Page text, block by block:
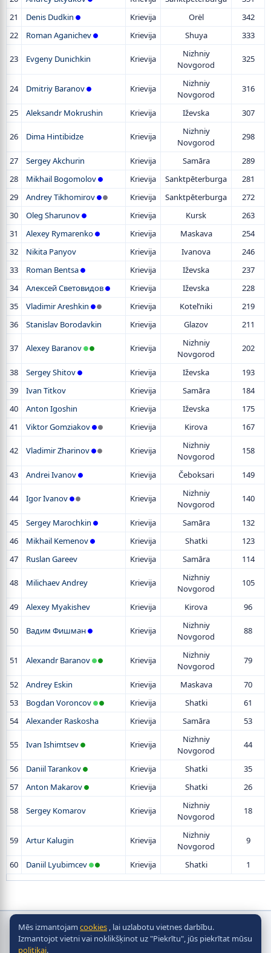
21
Denis Dudkin Krievija Orël
342
22
Roman Aganichev Krievija Shuya 333
23 Evgeny Dunichkin Krievija
Nizhniy
Novgorod
325
24 Dmitriy Baranov Krievija
Nizhniy
Novgorod
316
25 Aleksandr Mokrushin Krievija Iževska 307
26 Dima Hintibidze Krievija
Nizhniy
Novgorod
298
27 Sergey Akchurin Krievija Samāra
289
28
Mikhail Bogomolov Krievija Sanktpēterburga
281
29
Andrey Tikhomirov Krievija Sanktpēterburga
272
30
Oleg Sharunov Krievija Kursk
263
31
Alexey Rymarenko Krievija Maskava
254
32
Nikita Panyov Krievija Ivanova
246
33
Roman Bentsa Krievija Iževska
237
34
Алексей Световидов Krievija Iževska
228
35
Vladimir Areshkin Krievija Kotel’niki
219
36
Stanislav Borodavkin Krievija Glazov 211
37 Alexey Baranov Krievija
Nizhniy
Novgorod
202
38 Sergey Shitov Krievija Iževska
193
39
Ivan Titkov Krievija Samāra
184
40
Anton Igoshin Krievija Iževska
175
41
Viktor Gomziakov Krievija Kirova 167
42 Vladimir Zharinov Krievija
Nizhniy
Novgorod
158
43 Andrei Ivanov Krievija Čeboksari 149
44 Igor Ivanov Krievija
Nizhniy
Novgorod
140
45 Sergey Marochkin Krievija Samāra
132
46
Mikhail Kemenov Krievija Shatki
123
47
Ruslan Gareev Krievija Samāra 114
48 Milichaev Andrey Krievija
Nizhniy
Novgorod
105
49 Alexey Myakishev Krievija Kirova 96
50 Вадим Фишман Krievija
Nizhniy
Novgorod
88
51 Alexandr Baranov Krievija
Nizhniy
Novgorod
79
52 Andrey Eskin Krievija Maskava
70
53
Bogdan Voroncov Krievija Shatki
61
54
Alexander Raskosha Krievija Samāra 53
55 Ivan Ishimtsev Krievija
Nizhniy
Novgorod
44
56 Daniil Tarankov Krievija Shatki
35
57
Anton Makarov Krievija Shatki 26
58 Sergey Komarov Krievija
Nizhniy
Novgorod
18
59 Artur Kalugin Krievija
Nizhniy
Novgorod
9
60 Daniil Lyubimcev Krievija Shatki 1
Autortiesības © galda hokeja, 2010-2026
2010 - 2026
Mēs izmantojam cookies , lai uzlabotu vietnes darbību.
Izmantojot vietni vai noklikšķinot uz "Piekrītu", jūs piekrītat mūsu
politikai.